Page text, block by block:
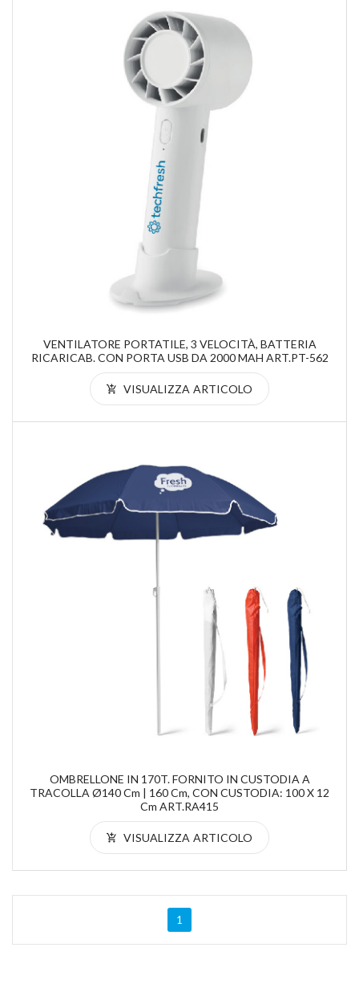
VENTILATORE PORTATILE, 3 VELOCITÀ, BATTERIA
RICARICAB. CON PORTA USB DA 2000 MAH ART.PT-562
VISUALIZZA ARTICOLO
OMBRELLONE IN 170T. FORNITO IN CUSTODIA A
TRACOLLA Ø140 Cm | 160 Cm, CON CUSTODIA: 100 X 12
Cm ART.RA415
VISUALIZZA ARTICOLO
1